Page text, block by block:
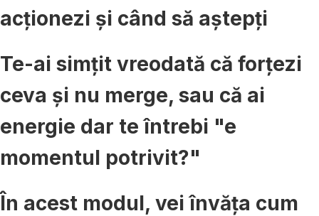
acționezi și când să aștepți
Te-ai simțit vreodată că forțezi
ceva și nu merge, sau că ai
energie dar te întrebi "e
momentul potrivit?"
În acest modul, vei învăța cum